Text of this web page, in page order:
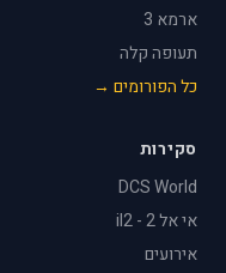
ארמא 3
תעופה קלה
כל הפורומים →
סקירות
DCS World
אי אל 2 - il2
אירועים